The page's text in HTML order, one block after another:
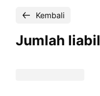
Kembali
Jumlah